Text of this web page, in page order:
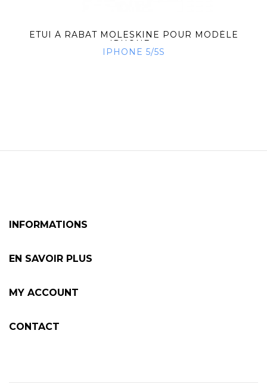
ETUI À RABAT MOLESKINE POUR MODÈLE
IPHONE...
IPHONE 5/5S
INFORMATIONS
EN SAVOIR PLUS
MY ACCOUNT
CONTACT